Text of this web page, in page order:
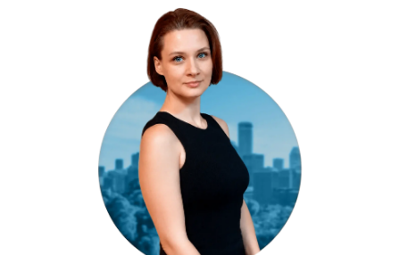
Все права защищены. Использования материалов
сайта разрешено только с согласия правообладателя.
salvare-market@yandex.ru
г. Уфа, ул. Цюрупы, 151/1
ИП Самигуллин Вадим Филюсович
ОГРНИП 322028000029041